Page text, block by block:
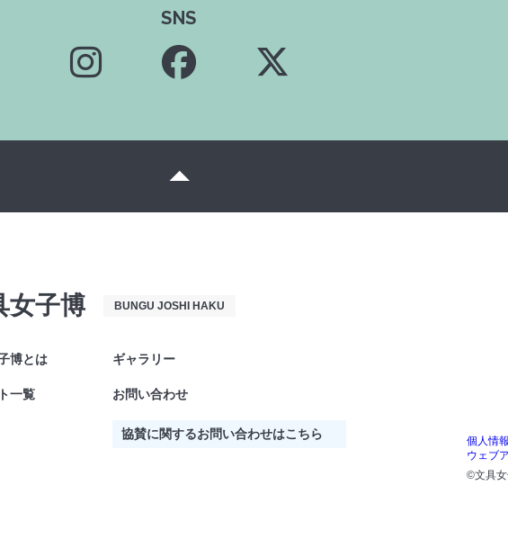
SNS
女子博 BUNGU JOSHI HAKU
博とは
一覧
ギャラリー
お問い合わせ
協賛に関するお問い合わせはこちら
個人情
ウェブ
©文具